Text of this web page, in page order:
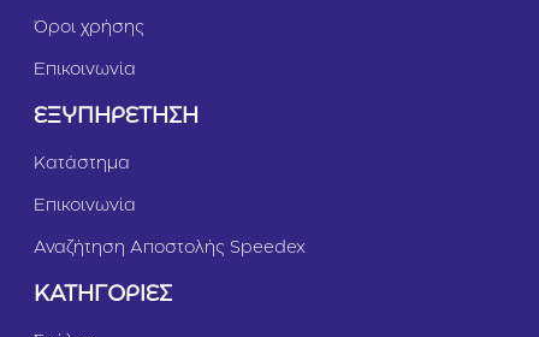
Όροι χρήσης
Επικοινωνία
ΕΞΥΠΗΡΕΤΗΣΗ
Κατάστημα
Επικοινωνία
Αναζήτηση Αποστολής Speedex
ΚΑΤΗΓΟΡΙΕΣ